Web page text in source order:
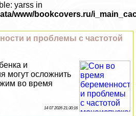
yarss in
www/bookcovers.ru/
и проблемы с частотой
и
могут осложнить
во время
14 07 2026 21:30:16